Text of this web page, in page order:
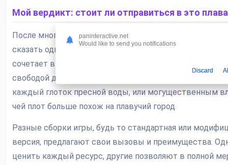
Мой вердикт: стоит ли отправиться в это
После многих часов, проведенных в попытках
сказать одно — этот симулятор предлагает
сочетает в себе напряженный геймплей на
свободой действий. Вам решать, будете ли вы
каждый глоток пресной воды, или могущественным
чей плот больше похож на плавучий город.
Разные сборки игры, будь то стандартная или
версия, предлагают свои вызовы и преимущества.
ценить каждый ресурс, другие позволяют в полной
paninteractive.net
Would like to send you notifications
Discard